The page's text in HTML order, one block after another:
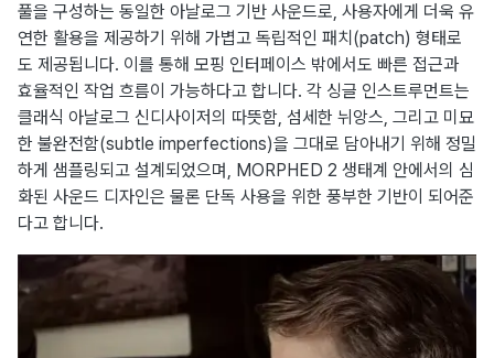
풀을 구성하는 동일한 아날로그 기반 사운드로, 사용자에게 더욱 유
연한 활용을 제공하기 위해 가볍고 독립적인 패치(patch) 형태로
도 제공됩니다. 이를 통해 모핑 인터페이스 밖에서도 빠른 접근과
효율적인 작업 흐름이 가능하다고 합니다. 각 싱글 인스트루먼트는
클래식 아날로그 신디사이저의 따뜻함, 섬세한 뉘앙스, 그리고 미묘
한 불완전함(subtle imperfections)을 그대로 담아내기 위해 정밀
하게 샘플링되고 설계되었으며, MORPHED 2 생태계 안에서의 심
화된 사운드 디자인은 물론 단독 사용을 위한 풍부한 기반이 되어준
다고 합니다.